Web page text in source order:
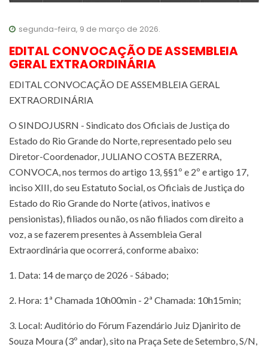
segunda-feira, 9 de março de 2026.
EDITAL CONVOCAÇÃO DE ASSEMBLEIA
GERAL EXTRAORDINÁRIA
EDITAL CONVOCAÇÃO DE ASSEMBLEIA GERAL
EXTRAORDINÁRIA
O SINDOJUSRN - Sindicato dos Oficiais de Justiça do
Estado do Rio Grande do Norte, representado pelo seu
Diretor-Coordenador, JULIANO COSTA BEZERRA,
CONVOCA, nos termos do artigo 13, §§1º e 2º e artigo 17,
inciso XIII, do seu Estatuto Social, os Oficiais de Justiça do
Estado do Rio Grande do Norte (ativos, inativos e
pensionistas), filiados ou não, os não filiados com direito a
voz, a se fazerem presentes à Assembleia Geral
Extraordinária que ocorrerá, conforme abaixo:
1. Data: 14 de março de 2026 - Sábado;
2. Hora: 1ª Chamada 10h00min - 2ª Chamada: 10h15min;
3. Local: Auditório do Fórum Fazendário Juiz Djanirito de
Souza Moura (3º andar), sito na Praça Sete de Setembro, S/N,